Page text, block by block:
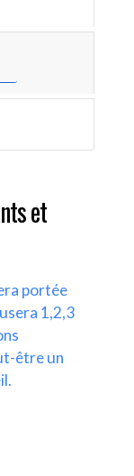
et
portée
1,2,3
être un